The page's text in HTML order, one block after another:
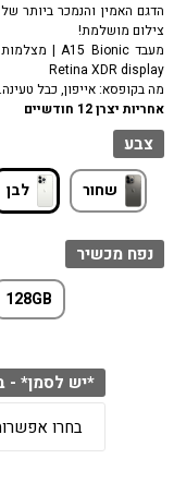
הדגם האמין והנמכר ביותר
צילום מושלמת!
Retina XDR display
מה בקופסא: אייפון, כבל
אחריות יצרן 12 חודשיים
צבע
שחור לבן
נפח מכשיר
128GB
*יש לסמן* -